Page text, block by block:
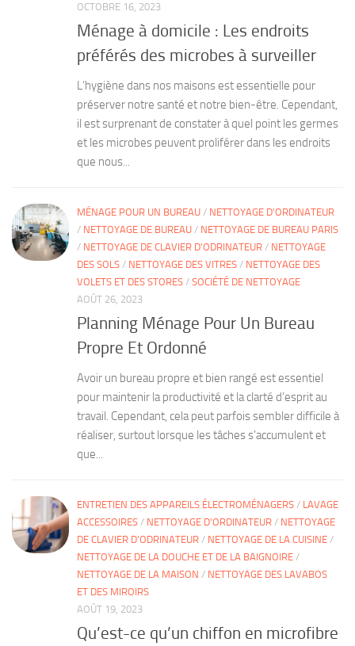
OCTOBRE 16, 2023
Ménage à domicile : Les endroits
préférés des microbes à surveiller
L’hygiène dans nos maisons est essentielle pour
préserver notre santé et notre bien-être. Cependant,
il est surprenant de constater à quel point les germes
et les microbes peuvent proliférer dans les endroits
que nous...
MÉNAGE POUR UN BUREAU / NETTOYAGE D'ORDINATEUR
/ NETTOYAGE DE BUREAU / NETTOYAGE DE BUREAU PARIS
/ NETTOYAGE DE CLAVIER D'ODRINATEUR / NETTOYAGE
DES SOLS / NETTOYAGE DES VITRES / NETTOYAGE DES
VOLETS ET DES STORES / SOCIÉTÉ DE NETTOYAGE
AOÛT 26, 2023
Planning Ménage Pour Un Bureau
Propre Et Ordonné
Avoir un bureau propre et bien rangé est essentiel
pour maintenir la productivité et la clarté d’esprit au
travail. Cependant, cela peut parfois sembler difficile à
réaliser, surtout lorsque les tâches s’accumulent et
que...
ENTRETIEN DES APPAREILS ÉLECTROMÉNAGERS / LAVAGE
ACCESSOIRES / NETTOYAGE D'ORDINATEUR / NETTOYAGE
DE CLAVIER D'ODRINATEUR / NETTOYAGE DE LA CUISINE /
NETTOYAGE DE LA DOUCHE ET DE LA BAIGNOIRE /
NETTOYAGE DE LA MAISON / NETTOYAGE DES LAVABOS
ET DES MIROIRS
AOÛT 19, 2023
Qu’est-ce qu’un chiffon en microfibre